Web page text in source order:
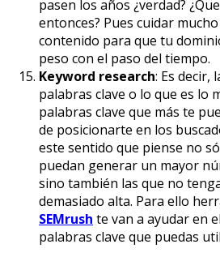
pasen los años ¿verdad?
entonces? Pues cuidar
contenido para que tu
peso con el paso del tiempo.
Keyword research: Es decir,
palabras clave o lo que es lo
palabras clave que más te
de posicionarte en los
este sentido que piense no
puedan generar un mayor
sino también las que no
demasiado alta. Para ello
SEMrush te van a ayudar en
palabras clave que puedas